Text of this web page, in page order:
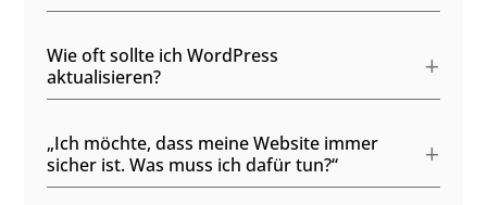
Wie oft sollte ich WordPress
aktualisieren?
„Ich möchte, dass meine Website immer
sicher ist. Was muss ich dafür tun?“